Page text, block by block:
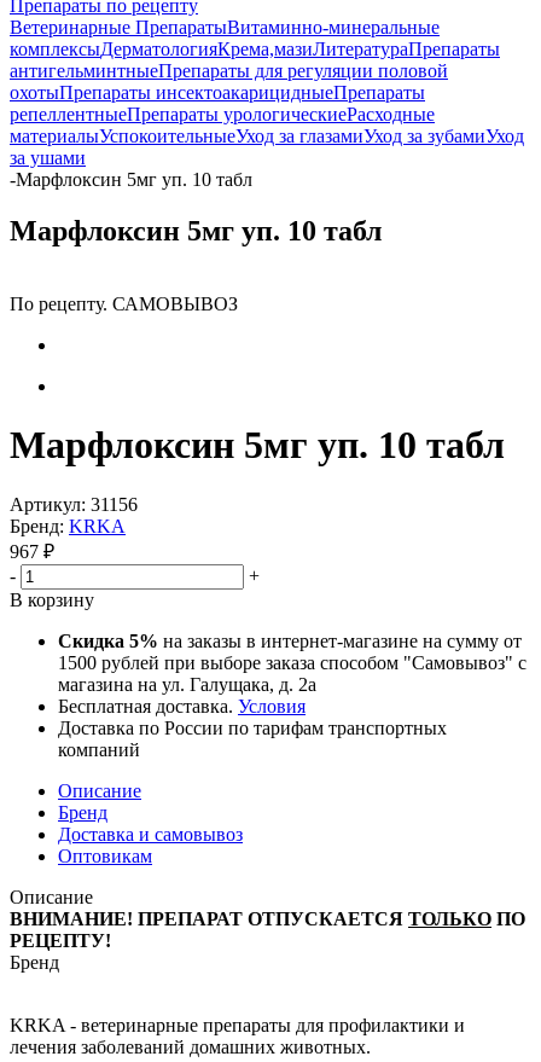
Препараты по рецепту
Ветеринарные ПрепаратыВитаминно-минеральные
комплексыДерматологияКрема,мазиЛитератураПрепараты
антигельминтныеПрепараты для регуляции половой
охотыПрепараты инсектоакарицидныеПрепараты
репеллентныеПрепараты урологическиеРасходные
материалыУспокоительныеУход за глазамиУход за зубамиУход
за ушами
-Марфлоксин 5мг уп. 10 табл
Марфлоксин 5мг уп. 10 табл
По рецепту. САМОВЫВОЗ
Марфлоксин 5мг уп. 10 табл
Артикул: 31156
Бренд: KRKA
967 ₽
-
+
В корзину
Скидка 5% на заказы в интернет-магазине на сумму от
1500 рублей при выборе заказа способом "Самовывоз" с
магазина на ул. Галущака, д. 2а
Бесплатная доставка. Условия
Доставка по России по тарифам транспортных
компаний
Описание
Бренд
Доставка и самовывоз
Оптовикам
Описание
ВНИМАНИЕ! ПРЕПАРАТ ОТПУСКАЕТСЯ ТОЛЬКО ПО
РЕЦЕПТУ!
Бренд
KRKA - ветеринарные препараты для профилактики и
лечения заболеваний домашних животных.